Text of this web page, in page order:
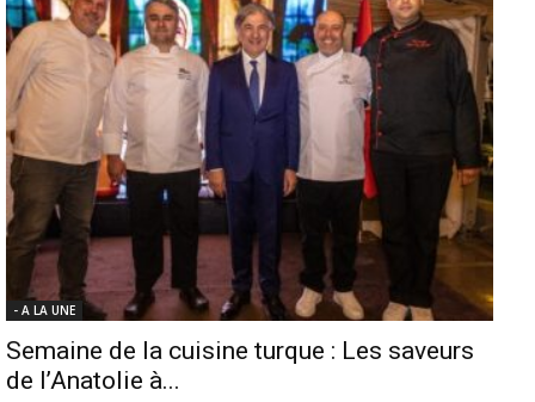
- A LA UNE
Semaine de la cuisine turque : Les saveurs
de l’Anatolie à...